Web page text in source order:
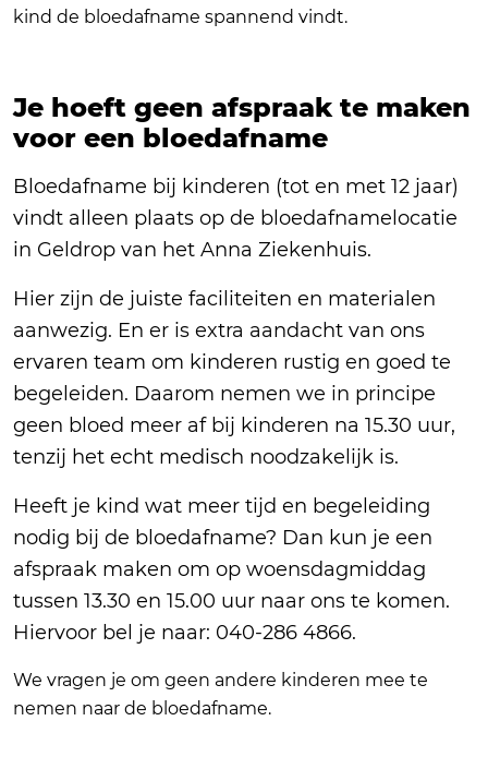
kind de bloedafname spannend vindt.
Je hoeft geen afspraak te maken
voor een bloedafname
Bloedafname bij kinderen (tot en met 12 jaar)
vindt alleen plaats op de bloedafnamelocatie
in Geldrop van het Anna Ziekenhuis.
Hier zijn de juiste faciliteiten en materialen
aanwezig. En er is extra aandacht van ons
ervaren team om kinderen rustig en goed te
begeleiden. Daarom nemen we in principe
geen bloed meer af bij kinderen na 15.30 uur,
tenzij het echt medisch noodzakelijk is.
Heeft je kind wat meer tijd en begeleiding
nodig bij de bloedafname? Dan kun je een
afspraak maken om op woensdagmiddag
tussen 13.30 en 15.00 uur naar ons te komen.
Hiervoor bel je naar: 040-286 4866.
We vragen je om geen andere kinderen mee te
nemen naar de bloedafname.